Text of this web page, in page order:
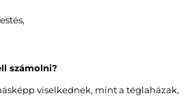
számolni?
viselkednek, mint a téglaházak,